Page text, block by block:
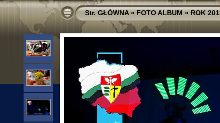
Str. GŁÓWNA»FOTO ALBUM»ROK